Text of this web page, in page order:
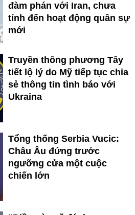
đàm phán với Iran, chưa
tính đến hoạt động quân sự
mới
Truyền thông phương Tây
tiết lộ lý do Mỹ tiếp tục chia
sẻ thông tin tình báo với
Ukraina
Tổng thống Serbia Vucic:
Châu Âu đứng trước
ngưỡng cửa một cuộc
chiến lớn